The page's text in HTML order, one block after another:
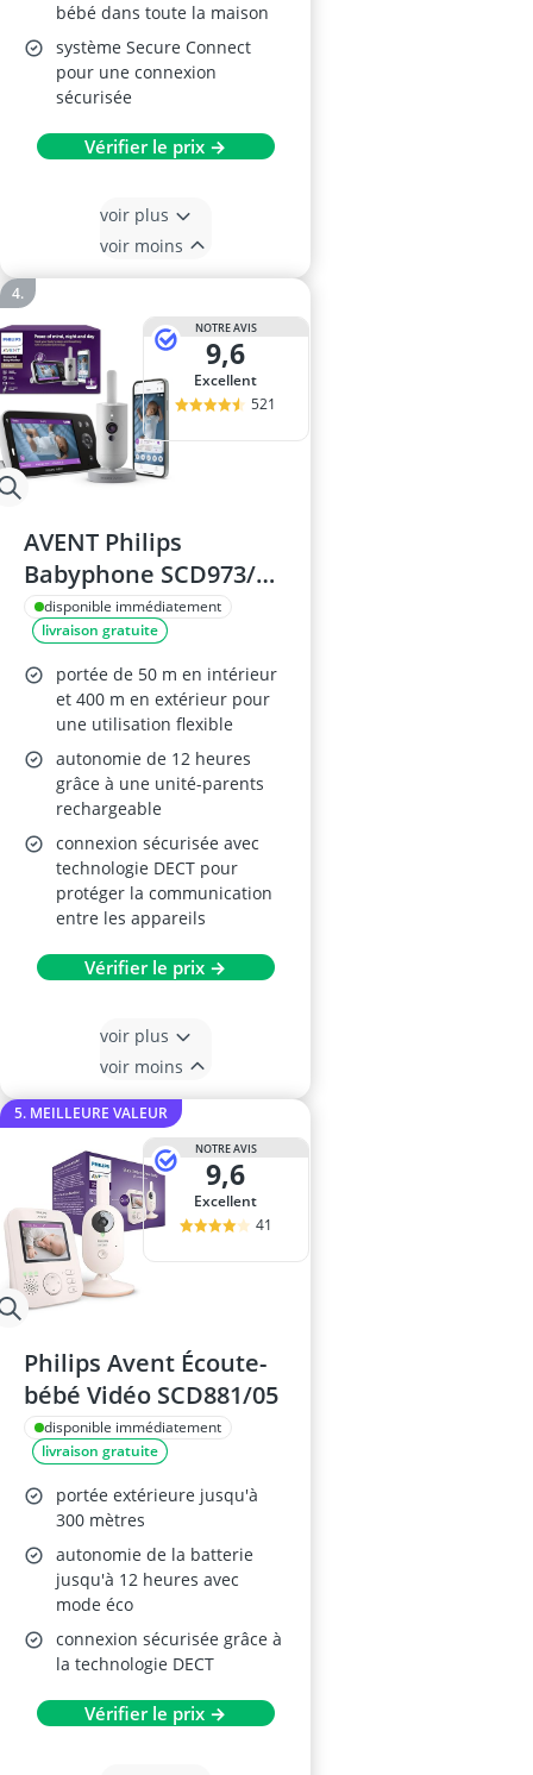
bébé dans toute la maison
système Secure Connect
pour une connexion
sécurisée
Vérifier le prix →
voir plus
voir moins
NOTRE AVIS
9,6
Excellent
521
AVENT Philips
Babyphone SCD973/26
HD
disponible immédiatement
livraison gratuite
portée de 50 m en intérieur
et 400 m en extérieur pour
une utilisation flexible
autonomie de 12 heures
grâce à une unité-parents
rechargeable
connexion sécurisée avec
technologie DECT pour
protéger la communication
entre les appareils
Vérifier le prix →
voir plus
voir moins
5. MEILLEURE VALEUR
NOTRE AVIS
9,6
Excellent
41
Philips Avent Écoute-
bébé Vidéo SCD881/05
disponible immédiatement
livraison gratuite
portée extérieure jusqu'à
300 mètres
autonomie de la batterie
jusqu'à 12 heures avec
mode éco
connexion sécurisée grâce à
la technologie DECT
Vérifier le prix →